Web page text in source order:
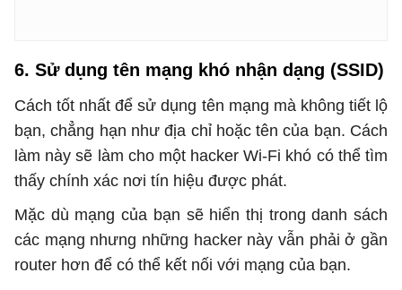
6. Sử dụng tên mạng khó nhận dạng (SSID)
Cách tốt nhất để sử dụng tên mạng mà không tiết lộ
bạn, chẳng hạn như địa chỉ hoặc tên của bạn. Cách
làm này sẽ làm cho một hacker Wi-Fi khó có thể tìm
thấy chính xác nơi tín hiệu được phát.
Mặc dù mạng của bạn sẽ hiển thị trong danh sách
các mạng nhưng những hacker này vẫn phải ở gần
router hơn để có thể kết nối với mạng của bạn.